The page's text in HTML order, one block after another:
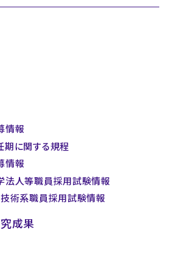
情報
に関する規程
情報
法人等職員採用試験情報
術系職員採用試験情報
究成果